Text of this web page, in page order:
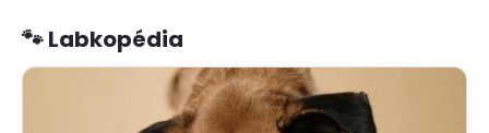
🐾 Labkopédia